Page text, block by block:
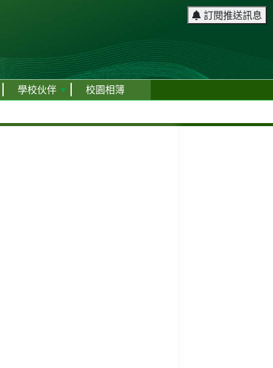
訂閱推送訊息
學校伙伴 校園相簿